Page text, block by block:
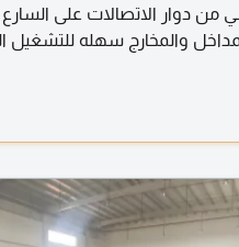
دوار الاتصالات على
والمخارج سهله للتشغيل